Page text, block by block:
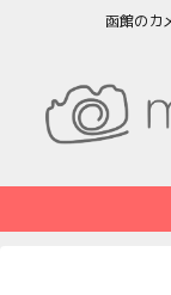
函館のカ